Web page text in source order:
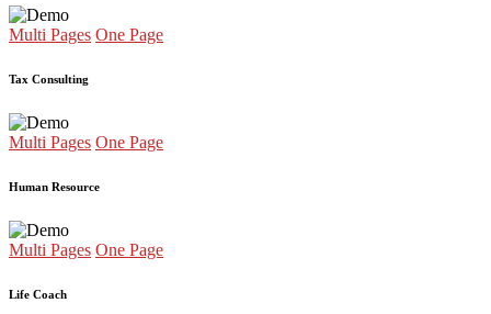
Multi Pages One Page
Tax Consulting
Multi Pages One Page
Human Resource
Multi Pages One Page
Life Coach